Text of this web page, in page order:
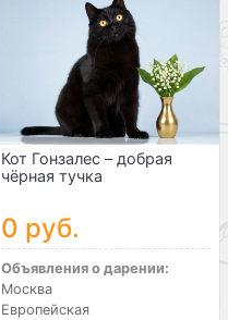
Кот Гонзалес – добрая
чёрная тучка
0 руб.
Объявления о дарении:
Москва
Европейская